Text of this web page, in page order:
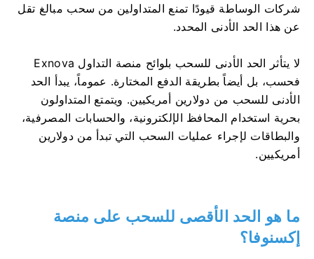
شركات الوساطة قيودًا تمنع المتداولين من سحب مبالغ تقل
عن هذا الحد الأدنى المحدد.
لا يتأثر الحد الأدنى للسحب بلوائح منصة التداول Exnova
فحسب، بل أيضاً بطريقة الدفع المختارة. عموماً، يبدأ الحد
الأدنى للسحب من دولارين أمريكيين. ويتمتع المتداولون
بحرية استخدام المحافظ الإلكترونية، والحسابات المصرفية،
والبطاقات لإجراء عمليات السحب التي تبدأ من دولارين
أمريكيين.
ما هو الحد الأقصى للسحب على منصة
إكسنوفا؟